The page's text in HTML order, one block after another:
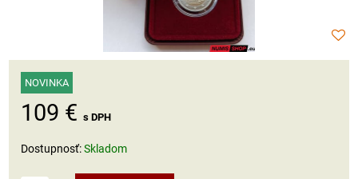
NOVINKA
109 € s DPH
Dostupnosť:Skladom